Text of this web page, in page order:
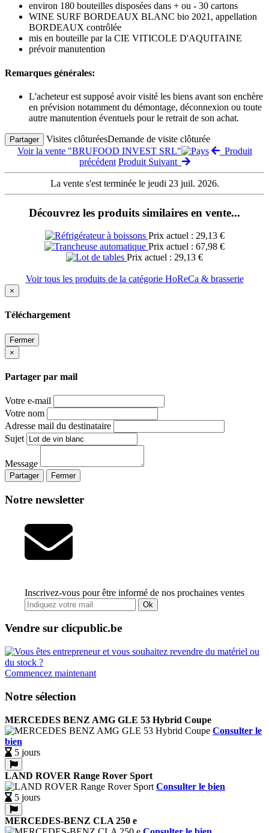
environ 180 bouteilles disposées dans + ou - 30 cartons
WINE SURF BORDEAUX BLANC bio 2021, appellation
BORDEAUX contrôlée
mis en bouteille par la CIE VITICOLE D'AQUITAINE
prévoir manutention
Remarques générales:
L'acheteur est supposé avoir visité les biens avant son enchère
en prévision notamment du démontage, déconnexion ou toute
autre manutention éventuels pour le retrait de son achat.
Partager Visites clôturéesDemande de visite clôturée
Voir la vente "BRUFOOD INVEST SRL"
Produit
précédent Produit Suivant
La vente s'est terminée le jeudi 23 juil. 2026.
Découvrez les produits similaires en vente...
Prix actuel : 29,13 €
Prix actuel : 67,98 €
Prix actuel : 29,13 €
Voir tous les produits de la catégorie HoReCa & brasserie
×
Téléchargement
Fermer
×
Partager par mail
Votre e-mail
Votre nom
Adresse mail du destinataire
Sujet
Message
Partager Fermer
Notre newsletter
Inscrivez-vous pour être informé de nos prochaines ventes
Ok
Vendre sur clicpublic.be
Commencez maintenant
Notre sélection
MERCEDES BENZ AMG GLE 53 Hybrid Coupe
Consulter le
bien
5 jours
LAND ROVER Range Rover Sport
Consulter le bien
5 jours
MERCEDES-BENZ CLA 250 e